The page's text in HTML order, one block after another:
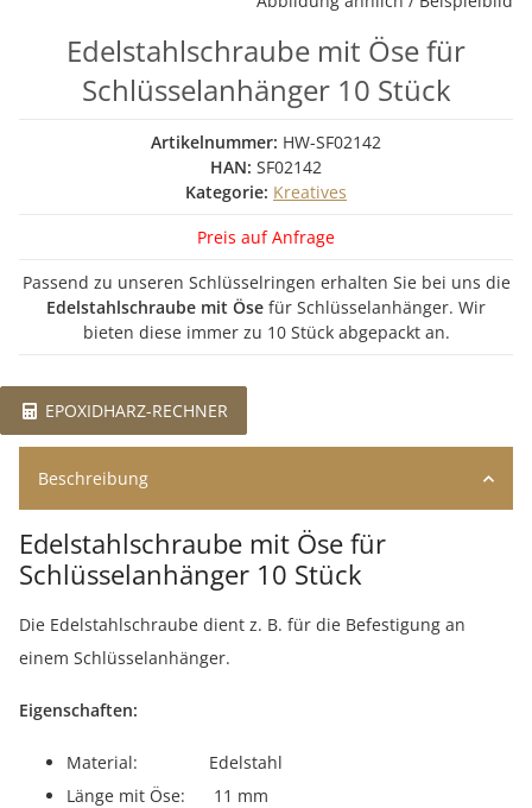
Edelstahlschraube mit Öse für
Schlüsselanhänger 10 Stück
Artikelnummer: HW-SF02142
HAN: SF02142
Kategorie: Kreatives
Preis auf Anfrage
Passend zu unseren Schlüsselringen erhalten Sie bei uns die
Edelstahlschraube mit Öse für Schlüsselanhänger. Wir
bieten diese immer zu 10 Stück abgepackt an.
EPOXIDHARZ-RECHNER
Beschreibung
Edelstahlschraube mit Öse für
Schlüsselanhänger 10 Stück
Die Edelstahlschraube dient z. B. für die Befestigung an
einem Schlüsselanhänger.
Eigenschaften:
Material: Edelstahl
Länge mit Öse: 11 mm